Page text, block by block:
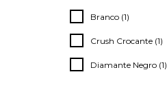
Branco (1)
Crush Crocante (1)
Diamante Negro (1)